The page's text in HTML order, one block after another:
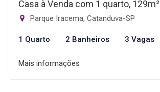
Casa à Venda com 1 quarto, 129m²
Parque Iracema, Catanduva-SP
1 Quarto 2 Banheiros 3 Vagas
Mais informações